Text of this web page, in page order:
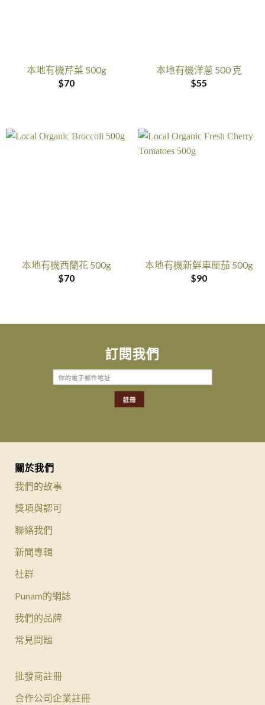
本地有機芹菜 500g
$70
本地有機洋蔥 500 克
$55
本地有機西蘭花 500g
$70
本地有機新鮮車厘茄 500g
$90
訂閱我們
關於我們
我們的故事
獎項與認可
聯絡我們
新聞專輯
社群
Punam的網誌
我們的品牌
常見問題
批發商註冊
合作公司企業註冊